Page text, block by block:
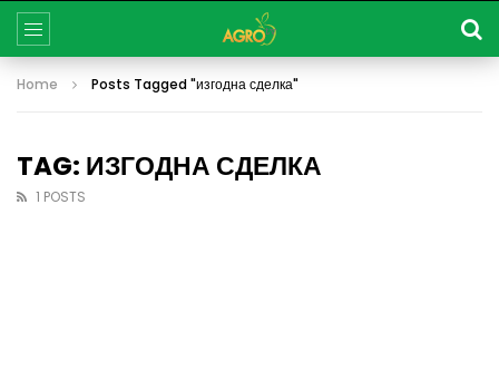
Home Posts Tagged "изгодна сделка"
TAG: ИЗГОДНА СДЕЛКА
1 POSTS